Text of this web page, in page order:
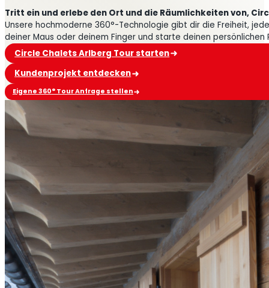
Tritt ein und erlebe den Ort und die Räumlichkeiten von,
Unsere hochmoderne 360°-Technologie gibt dir die Freiheit,
deiner Maus oder deinem Finger und starte deinen persönlichen
Circle Chalets Arlberg Tour starten
Kundenprojekt entdecken
Eigene 360° Tour Anfrage stellen